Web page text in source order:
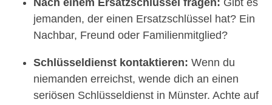
Nach einem Ersatzschlüssel fragen: Gibt es
jemanden, der einen Ersatzschlüssel hat? Ein
Nachbar, Freund oder Familienmitglied?
Schlüsseldienst kontaktieren: Wenn du
niemanden erreichst, wende dich an einen
seriösen Schlüsseldienst in Münster. Achte auf